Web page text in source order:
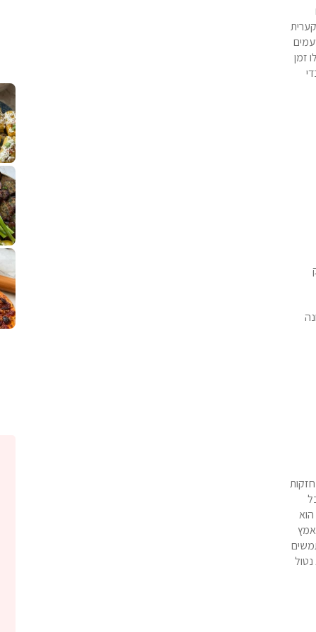
זמן
נטול
קלחי תירס צרובים על מחבת עם גבינה בולגרית מעודנת מ
נשנושי פרגיות קריספיים ממכרים
לחם מחבת שהוא
אז מה בשבילכם? בפ
פסטל טוניסאי לתשעת הימים, חשבתי
אורז
פיצה של תשעת הימים ולמה היא נקראת ככה? ההסבר בסרטו
מז׳ווז׳ין או בתרגום לעברית,
שייטל